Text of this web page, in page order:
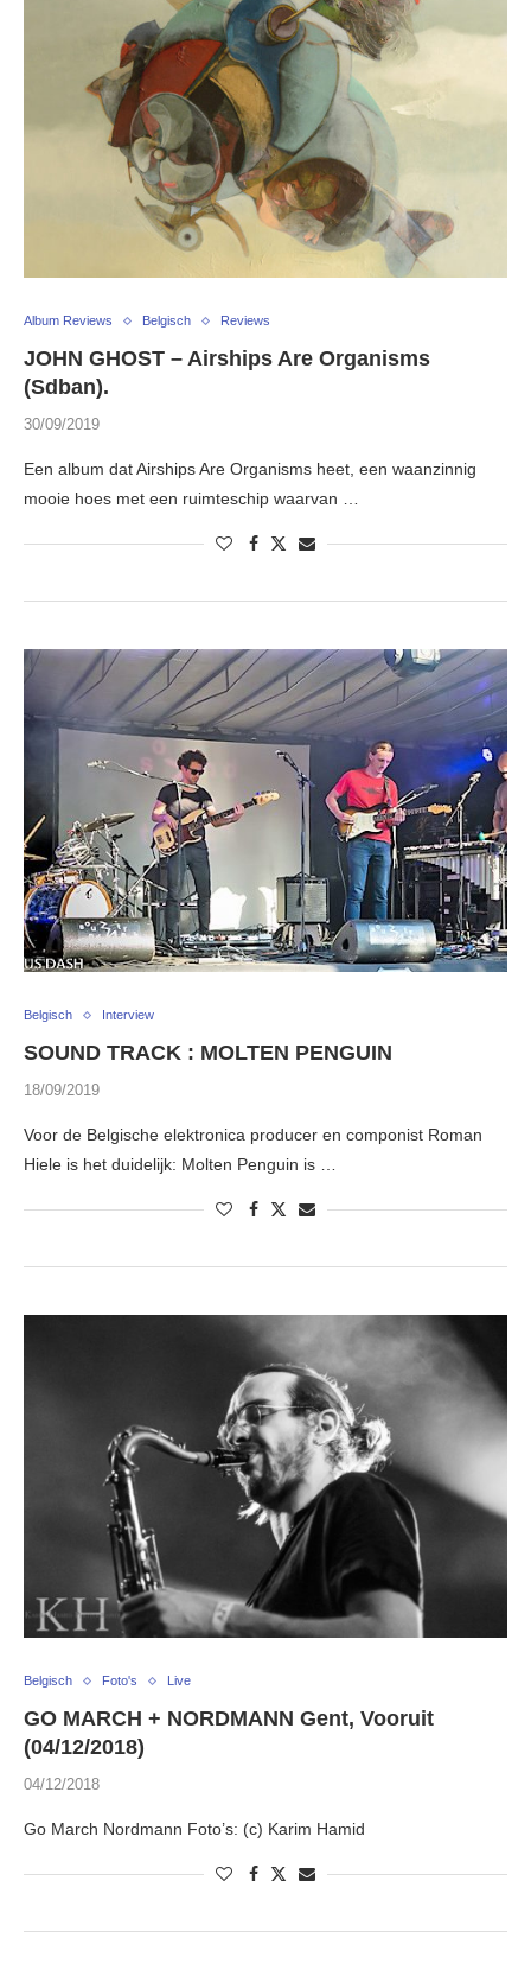
Album Reviews Belgisch Reviews
JOHN GHOST – Airships Are Organisms
(Sdban).
30/09/2019
Een album dat Airships Are Organisms heet, een waanzinnig
mooie hoes met een ruimteschip waarvan …
Belgisch Interview
SOUND TRACK : MOLTEN PENGUIN
18/09/2019
Voor de Belgische elektronica producer en componist Roman
Hiele is het duidelijk: Molten Penguin is …
Belgisch Foto's Live
GO MARCH + NORDMANN Gent, Vooruit
(04/12/2018)
04/12/2018
Go March Nordmann Foto’s: (c) Karim Hamid